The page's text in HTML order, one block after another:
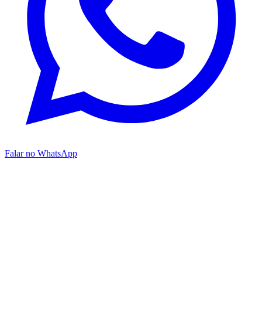
Falar no WhatsApp